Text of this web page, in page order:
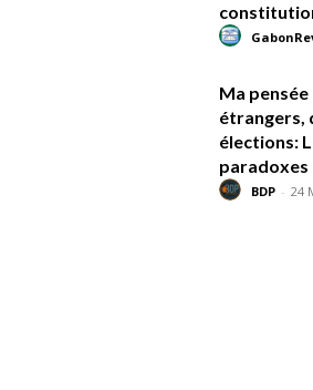
Ma pensée
étrangers,
élections:
paradoxes
BDP - 24